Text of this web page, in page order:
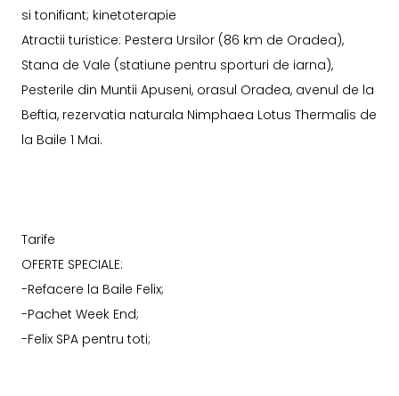
si tonifiant; kinetoterapie
Atractii turistice: Pestera Ursilor (86 km de Oradea),
Stana de Vale (statiune pentru sporturi de iarna),
Pesterile din Muntii Apuseni, orasul Oradea, avenul de la
Beftia, rezervatia naturala Nimphaea Lotus Thermalis de
la Baile 1 Mai.
Tarife
OFERTE SPECIALE:
-Refacere la Baile Felix;
-Pachet Week End;
-Felix SPA pentru toti;